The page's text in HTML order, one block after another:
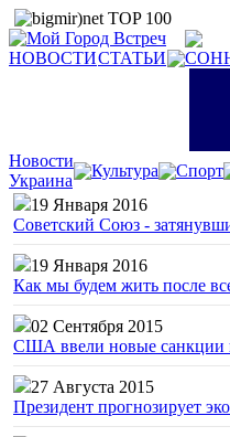
НОВОСТИСТАТЬИ
Новости
Украина
Культура Спорт
19 Января 2016
Советский Союз -
19 Января 2016
Как мы будем жить после
02 Сентября 2015
США ввели новые санкции
27 Августа 2015
Президент прогнозирует